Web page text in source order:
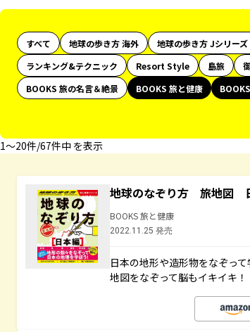
すべて 地球の歩き方 海外 地球の歩き方 Jシリーズ
ランキング&テクニック
Resort Style 島旅
BOOKS 旅の名言＆絶景
BOOKS 旅と健康
1〜20件/67件中 を表示
地球のなぞり方 旅地図
BOOKS 旅と健康
2022.11.25 発売
日本の地形や造形物をなぞっ
地図をなぞって脳もイキイキ！